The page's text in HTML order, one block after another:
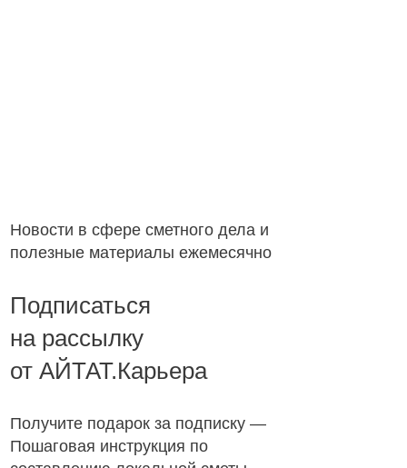
Новости в сфере сметного дела и
полезные материалы ежемесячно
Подписаться
на рассылку
от АЙТАТ.Карьера
Получите подарок за подписку —
Пошаговая инструкция по